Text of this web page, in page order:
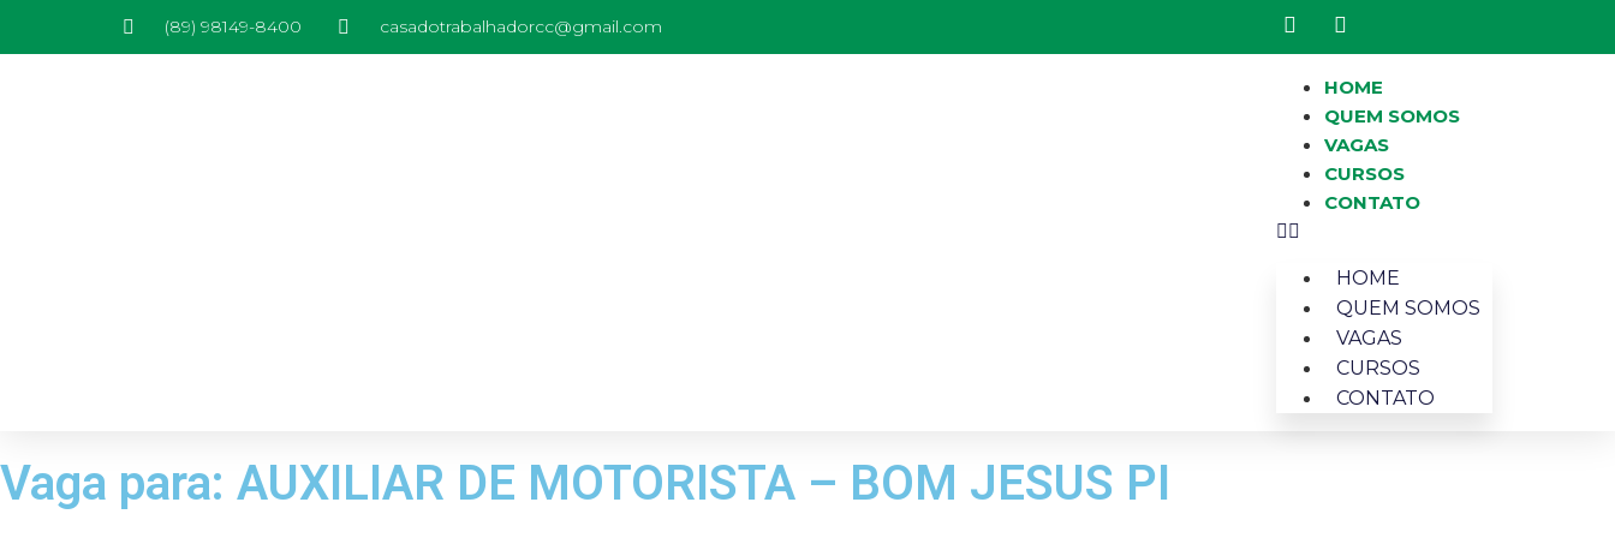
(89) 98149-8400 casadotrabalhadorcc@gmail.com
HOME
QUEM SOMOS
VAGAS
CURSOS
CONTATO
HOME
QUEM SOMOS
VAGAS
CURSOS
CONTATO
Vaga para: AUXILIAR DE MOTORISTA – BOM JESUS PI